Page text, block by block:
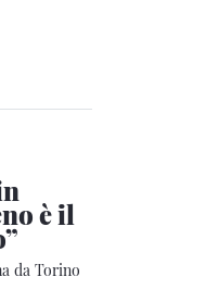
è il
da Torino